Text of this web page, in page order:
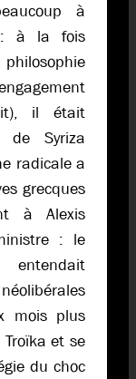
à
: à la fois
il était
de Syriza
radicale a
grecques
à Alexis
: le
entendait
mois plus
et se
du choc